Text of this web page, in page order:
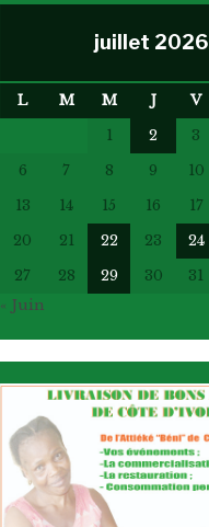
juillet 2026
L M M J V
1
2 3
6
7 8 9 10
13
14 15 16 17
20
21 22 23 24
27
28 29 30
31
« Juin